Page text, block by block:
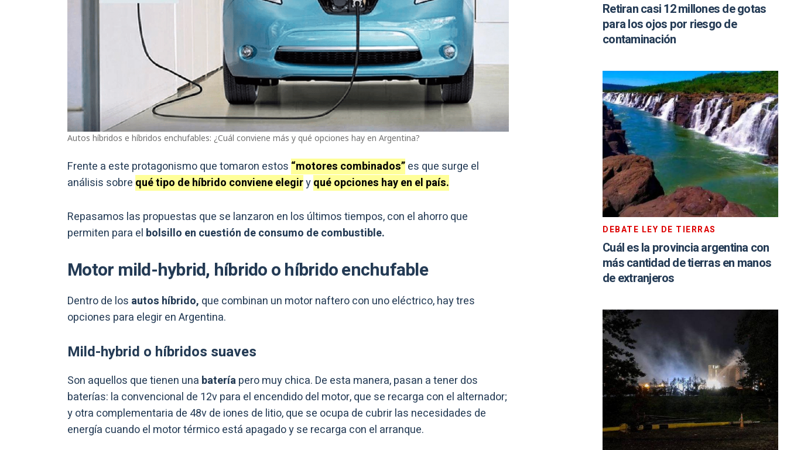
Autos híbridos e híbridos enchufables: ¿Cuál conviene más y qué opciones hay en Argentina?
Frente a este protagonismo que tomaron estos “motores combinados”es que surge el
análisis sobre qué tipo de híbrido conviene elegiryqué opciones hay en el país.
Repasamos las propuestas que se lanzaron en los últimos tiempos, con el ahorro que
permiten para el bolsillo en cuestión de consumo de combustible.
Motor mild-hybrid, híbrido o híbrido enchufable
Dentro de los autos híbrido, que combinan un motor naftero con uno eléctrico, hay tres
opciones para elegir en Argentina.
Mild-hybrid o híbridos suaves
Son aquellos que tienen una bateríapero muy chica. De esta manera, pasan a tener dos
baterías: la convencional de 12v para el encendido del motor, que se recarga con el alternador;
y otra complementaria de 48v de iones de litio, que se ocupa de cubrir las necesidades de
energía cuando el motor térmico está apagado y se recarga con el arranque.
Retiran casi 12 millones de gotas
para los ojos por riesgo de
contaminación
DEBATE LEY DE TIERRAS
Cuál es la provincia argentina con
más cantidad de tierras en manos
de extranjeros